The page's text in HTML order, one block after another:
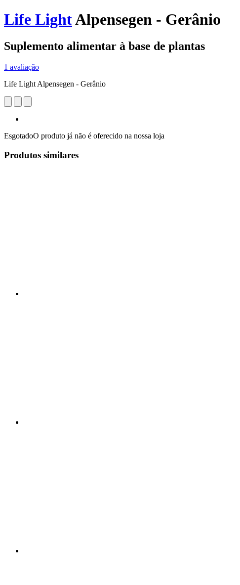
Life LightAlpensegen - Gerânio
Suplemento alimentar à base de plantas
1 avaliação
Life Light Alpensegen - Gerânio
EsgotadoO produto já não é oferecido na nossa loja
Produtos similares